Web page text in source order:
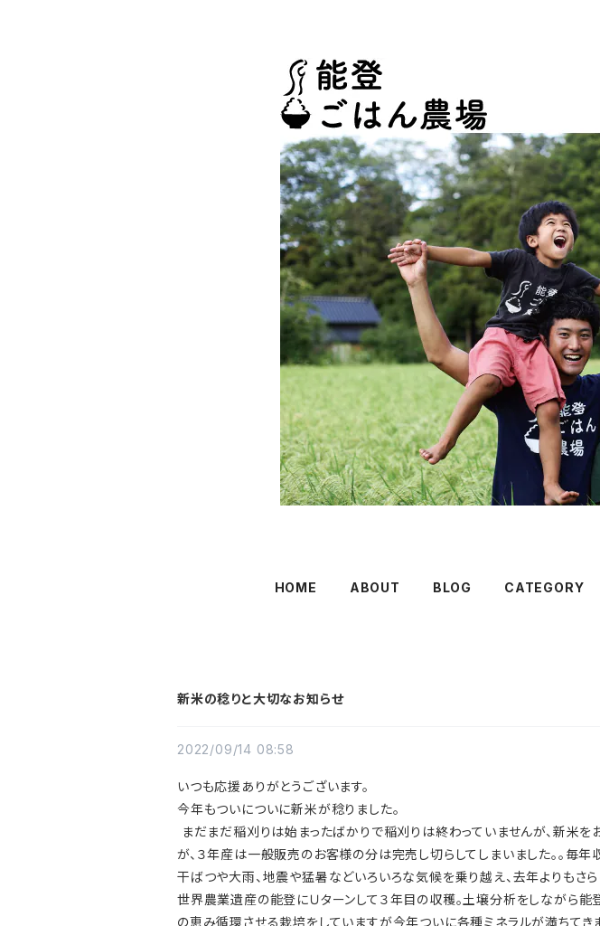
HOME ABOUT BLOG CATEGORY
新米の稔りと大切なお知らせ
2022/09/14 08:58
いつも応援ありがとうございます。
今年もついについに新米が稔りました。
まだまだ稲刈りは始まったばかりで稲刈りは終わっていませんが、新米
が、３年産は一般販売のお客様の分は完売し切らしてしまいました。。毎
干ばつや大雨、地震や猛暑などいろいろな気候を乗り越え、去年よりもさ
世界農業遺産の能登にＵターンして３年目の収穫。土壌分析をしながら
の恵み循環させる栽培をしていますが今年ついに各種ミネラルが満ちてき